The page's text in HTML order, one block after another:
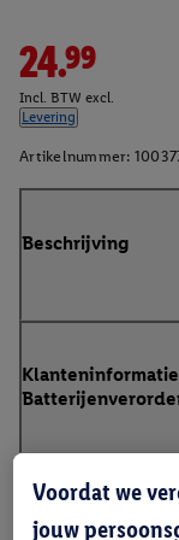
24.99
Incl. BTW excl.
Levering
Artikelnummer:
Beschrijving
Voordat we
jouw